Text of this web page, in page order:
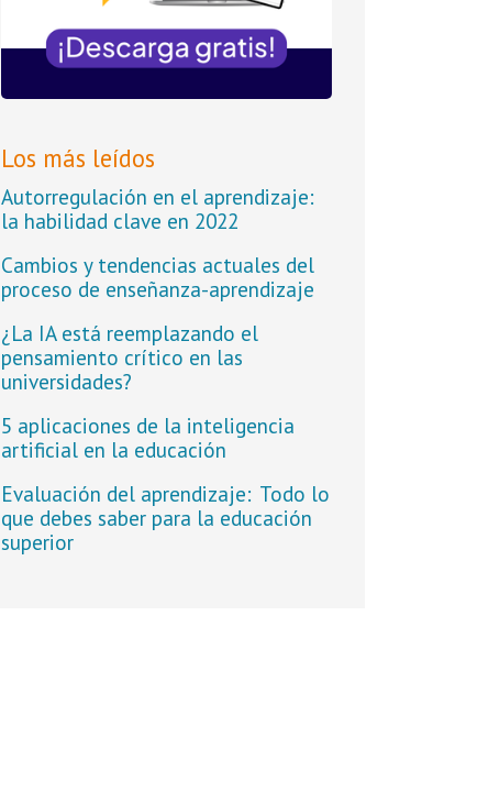
Los más leídos
Autorregulación en el aprendizaje:
la habilidad clave en 2022
Cambios y tendencias actuales del
proceso de enseñanza-aprendizaje
¿La IA está reemplazando el
pensamiento crítico en las
universidades?
5 aplicaciones de la inteligencia
artificial en la educación
Evaluación del aprendizaje: Todo lo
que debes saber para la educación
superior